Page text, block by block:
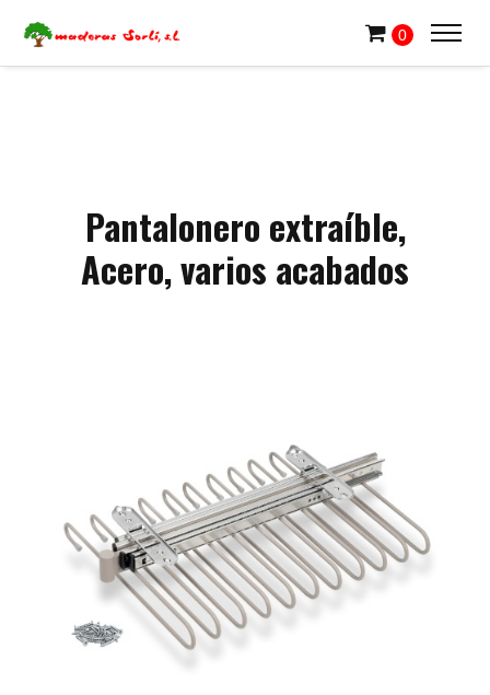
0
Pantalonero extraíble,
Acero, varios acabados